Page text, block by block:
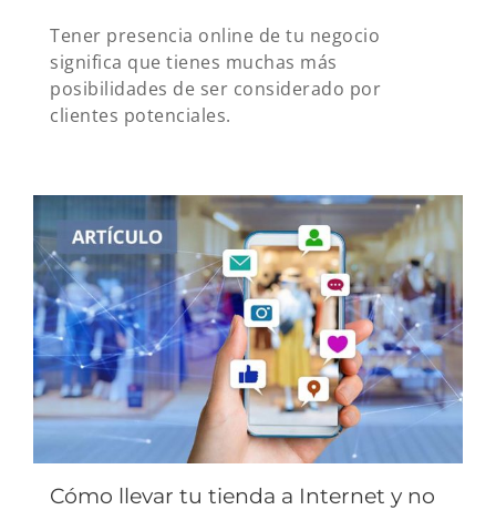
Tener presencia online de tu negocio
significa que tienes muchas más
posibilidades de ser considerado por
clientes potenciales.
Cómo llevar tu tienda a Internet y no